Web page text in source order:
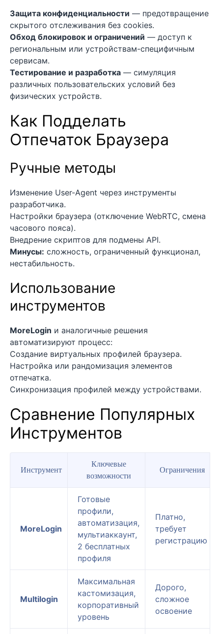
Защита конфиденциальности — предотвращение
скрытого отслеживания без cookies.
Обход блокировок и ограничений — доступ к
региональным или устройствам-специфичным
сервисам.
Тестирование и разработка — симуляция
различных пользовательских условий без
физических устройств.
Как Подделать
Отпечаток Браузера
Ручные методы
Изменение User-Agent через инструменты
разработчика.
Настройки браузера (отключение WebRTC, смена
часового пояса).
Внедрение скриптов для подмены API.
Минусы: сложность, ограниченный функционал,
нестабильность.
Использование
инструментов
MoreLogin и аналогичные решения
автоматизируют процесс:
Создание виртуальных профилей браузера.
Настройка или рандомизация элементов
отпечатка.
Синхронизация профилей между устройствами.
Сравнение Популярных
Инструментов
Инструмент
Ключевые
возможности
Ограничения
MoreLogin
Готовые
профили,
автоматизация,
мультиаккаунт,
2 бесплатных
профиля
Платно,
требует
регистрацию
Multilogin
Максимальная
кастомизация,
корпоративный
уровень
Дорого,
сложное
освоение